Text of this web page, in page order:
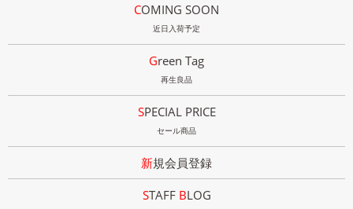
COMING SOON
近日入荷予定
Green Tag
再生良品
SPECIAL PRICE
セール商品
新規会員登録
STAFF BLOG